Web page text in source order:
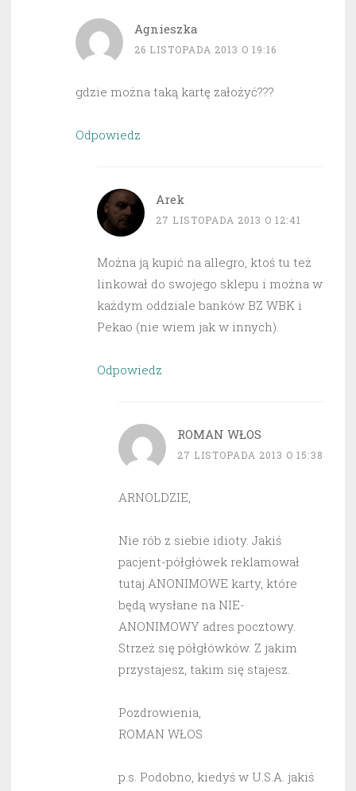
Agnieszka
26 LISTOPADA 2013 O 19:16
gdzie można taką kartę założyć???
Odpowiedz
Arek
27 LISTOPADA 2013 O 12:41
Można ją kupić na allegro, ktoś tu też
linkował do swojego sklepu i można w
każdym oddziale banków BZ WBK i
Pekao (nie wiem jak w innych).
Odpowiedz
ROMAN WŁOS
27 LISTOPADA 2013 O 15:38
ARNOLDZIE,
Nie rób z siebie idioty. Jakiś
pacjent-półgłówek reklamował
tutaj ANONIMOWE karty, które
będą wysłane na NIE-
ANONIMOWY adres pocztowy.
Strzeż się półgłówków. Z jakim
przystajesz, takim się stajesz.
Pozdrowienia,
ROMAN WŁOS
p.s. Podobno, kiedyś w U.S.A. jakiś